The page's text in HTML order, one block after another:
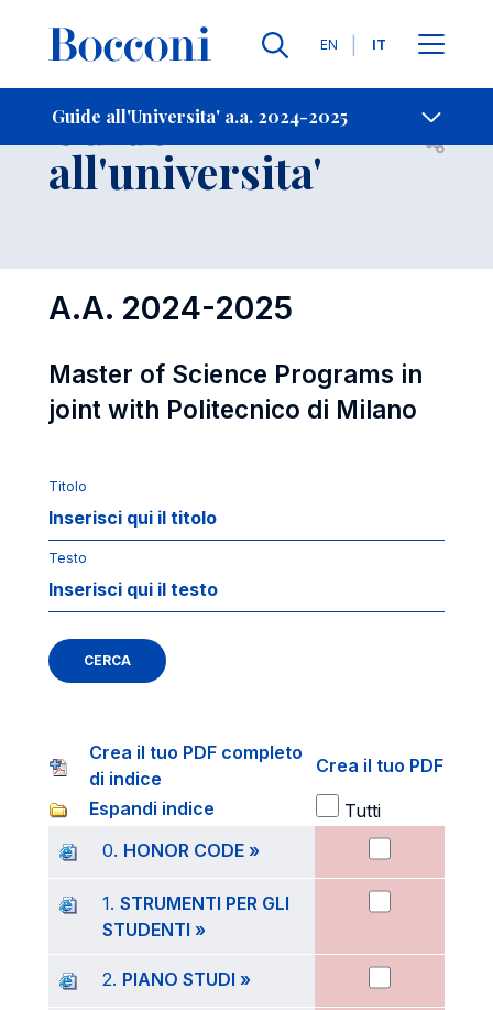
Lingue
EN IT
Guide all'Universita' a.a. 2024-2025
-
Guide
all'universita' Open
A.A. 2024-2025
Master of Science Programs in
joint with Politecnico di Milano
Titolo
Testo
CERCA
Crea il tuo PDF completo
di indice
Crea il tuo PDF
Espandi indice
Tutti
0. HONOR CODE »
1. STRUMENTI PER GLI
STUDENTI »
2. PIANO STUDI »